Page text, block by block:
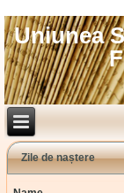
Uniunea
Zile de naștere